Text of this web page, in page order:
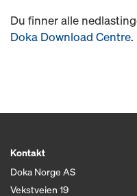
Du finner alle
Doka Download Centre.
Kontakt
Doka Norge AS
Vekstveien 19